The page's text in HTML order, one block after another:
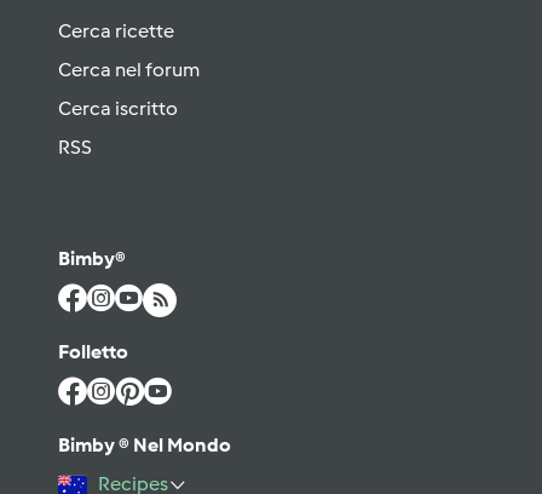
Cerca ricette
Cerca nel forum
Cerca iscritto
RSS
Bimby®
Folletto
Bimby ® Nel Mondo
Recipes